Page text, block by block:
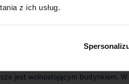
z ich usług.
informacja o budynku jako odrębnej